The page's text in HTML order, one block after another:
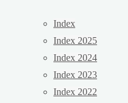
Index
Index 2025
Index 2024
Index 2023
Index 2022